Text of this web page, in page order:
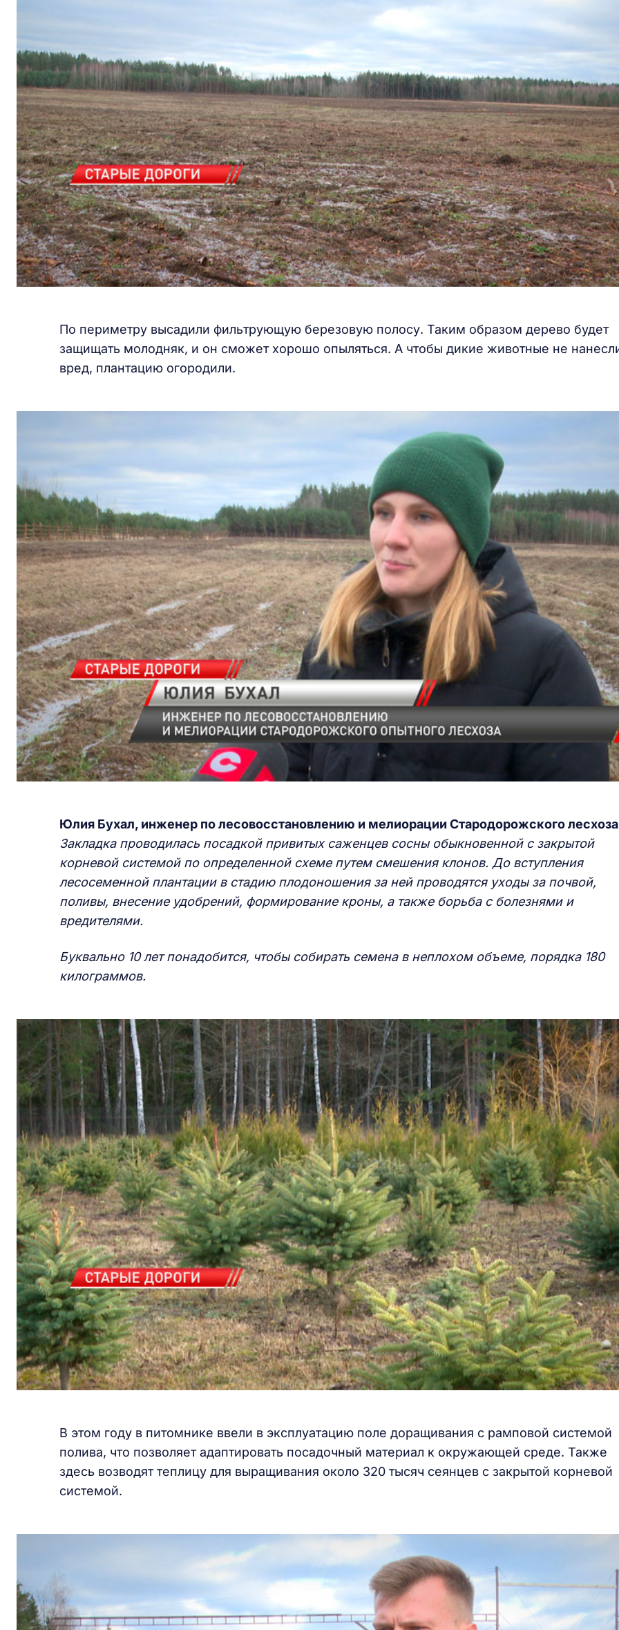
По периметру высадили фильтрующую березовую полосу. Таким образом дерево будет
защищать молодняк, и он сможет хорошо опыляться. А чтобы дикие животные не
вред, плантацию огородили.
Юлия Бухал, инженер по лесовосстановлению и мелиорации Стародорожского
Закладка проводилась посадкой привитых саженцев сосны обыкновенной с закрытой
корневой системой по определенной схеме путем смешения клонов. До вступления
лесосеменной плантации в стадию плодоношения за ней проводятся уходы за почвой,
поливы, внесение удобрений, формирование кроны, а также борьба с болезнями и
вредителями.
Буквально 10 лет понадобится, чтобы собирать семена в неплохом объеме, порядка 180
килограммов.
В этом году в питомнике ввели в эксплуатацию поле доращивания с рамповой системой
полива, что позволяет адаптировать посадочный материал к окружающей среде. Также
здесь возводят теплицу для выращивания около 320 тысяч сеянцев с закрытой корневой
системой.